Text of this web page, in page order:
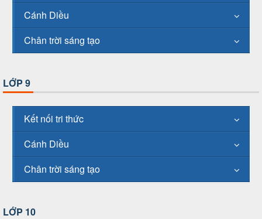
Cánh Diều
Chân trời sáng tạo
LỚP 9
Kết nối tri thức
Cánh Diều
Chân trời sáng tạo
LỚP 10